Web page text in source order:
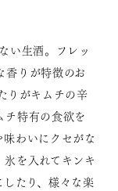
い生酒。フレッ
香りが特徴のお
りがキムチの辛
チ特有の食欲を
わいにクセがな
を入れてキンキ
たり、様々な楽